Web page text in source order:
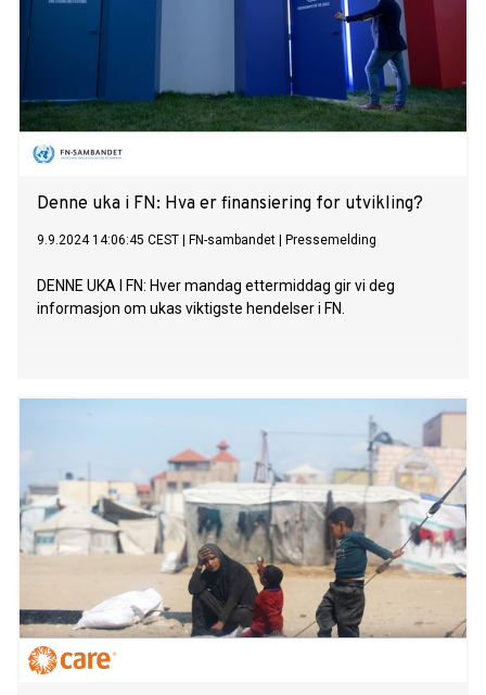
Denne uka i FN: Hva er finansiering for utvikling?
9.9.2024 14:06:45 CEST FN-sambandet Pressemelding
DENNE UKA I FN: Hver mandag ettermiddag gir vi deg
informasjon om ukas viktigste hendelser i FN.